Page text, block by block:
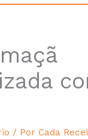
/ Por Cada